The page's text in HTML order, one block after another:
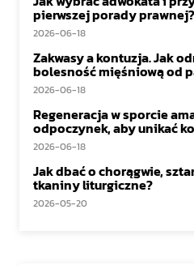
pierwszej porady prawnej?
2026-06-18
Zakwasy a kontuzja. Jak
bolesność mięśniową od
2026-06-18
Regeneracja w sporcie
odpoczynek, aby unikać
2026-06-18
Jak dbać o chorągwie,
tkaniny liturgiczne?
2026-05-20